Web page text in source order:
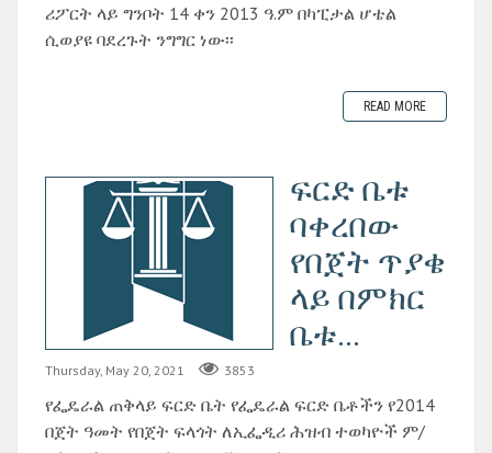
ሪፖርት ላይ ግንቦት 14 ቀን 2013 ዓ.ም በካፒታል ሆቴል
ሲወያዩ ባደረጉት ንግግር ነው፡፡
READ MORE
ፍርድ ቤቱ
ባቀረበው
የበጀት ጥያቄ
ላይ በምክር
ቤቱ...
Thursday, May 20, 2021 3853
የፌዴራል ጠቅላይ ፍርድ ቤት የፌዴራል ፍርድ ቤቶችን የ2014
በጀት ዓመት የበጀት ፍላጎት ለኢፌዲሪ ሕዝብ ተወካዮች ም/